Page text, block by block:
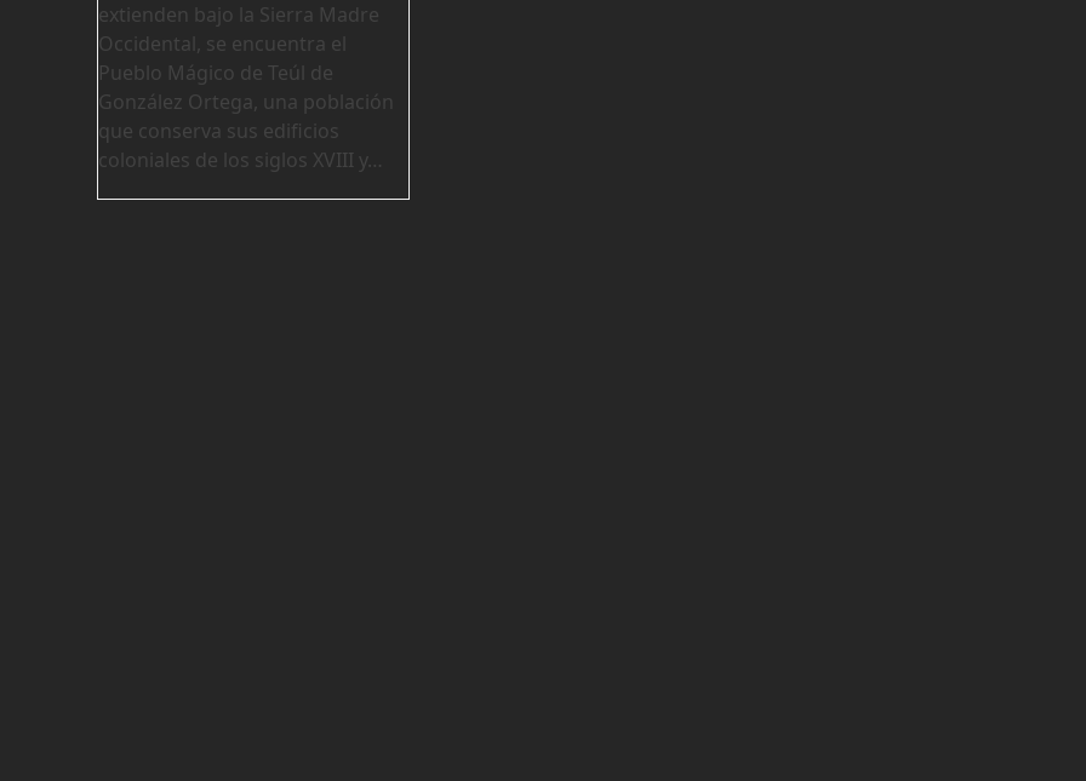
extienden bajo la Sierra Madre
Occidental, se encuentra el
Pueblo Mágico de Teúl de
González Ortega, una población
que conserva sus edificios
coloniales de los siglos XVIII y…